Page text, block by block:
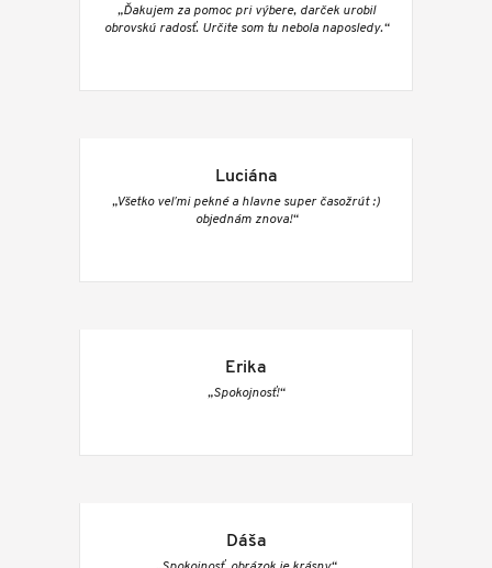
„Ďakujem za pomoc pri výbere, darček urobil
obrovskú radosť. Určite som tu nebola naposledy.“
Luciána
„Všetko veľmi pekné a hlavne super časožrút :)
objednám znova!“
Erika
„Spokojnosť!“
Dáša